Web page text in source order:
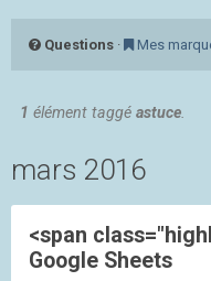
Questions · Mes
1 élément taggé astuce
mars 2016
<span
Google Sheets